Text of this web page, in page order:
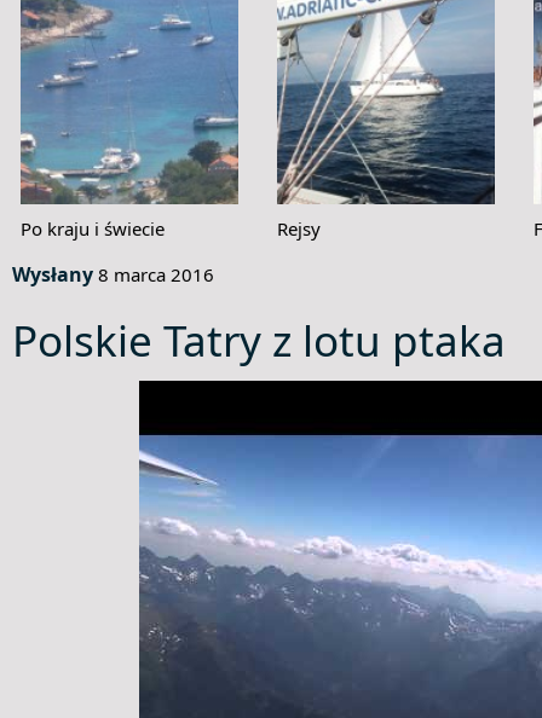
Po kraju i świecie Rejsy
Wysłany 8 marca 2016
Polskie Tatry z lotu ptaka